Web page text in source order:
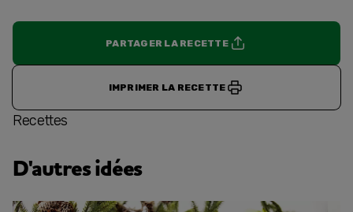
PARTAGER LA RECETTE
IMPRIMER LA RECETTE
Recettes
D'autres idées